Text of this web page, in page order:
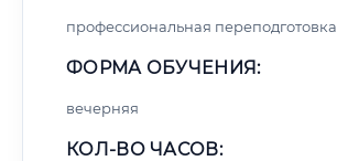
профессиональная переподготовка
ФОРМА ОБУЧЕНИЯ:
вечерняя
КОЛ-ВО ЧАСОВ: